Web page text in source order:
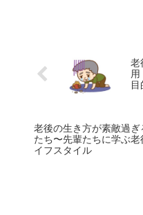
老
用
目
老後の生き方が素敵過ぎ
たち〜先輩たちに学ぶ老
イフスタイル